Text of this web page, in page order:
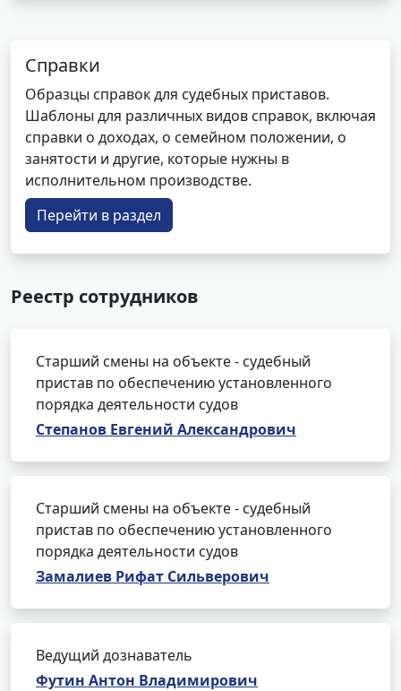
Справки
Образцы справок для судебных приставов.
Шаблоны для различных видов справок, включая
справки о доходах, о семейном положении, о
занятости и другие, которые нужны в
исполнительном производстве.
Перейти в раздел
Реестр сотрудников
Старший смены на объекте - судебный
пристав по обеспечению установленного
порядка деятельности судов
Степанов Евгений Александрович
Старший смены на объекте - судебный
пристав по обеспечению установленного
порядка деятельности судов
Замалиев Рифат Сильверович
Ведущий дознаватель
Футин Антон Владимирович